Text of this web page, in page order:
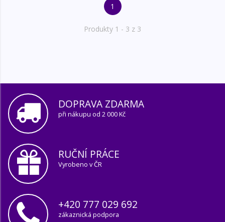
1
Produkty 1 - 3 z 3
DOPRAVA ZDARMA
při nákupu od 2 000 Kč
RUČNÍ PRÁCE
Vyrobeno v ČR
+420 777 029 692
zákaznická podpora